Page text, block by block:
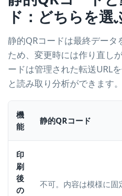
ド：どちらを選
静的QRコードは最終データ
ため、変更時には作り直し
ードは管理された転送URL
と読み取り分析ができます。
機
能
静的QRコード
印
刷
後
の
不可。内容は模様に固